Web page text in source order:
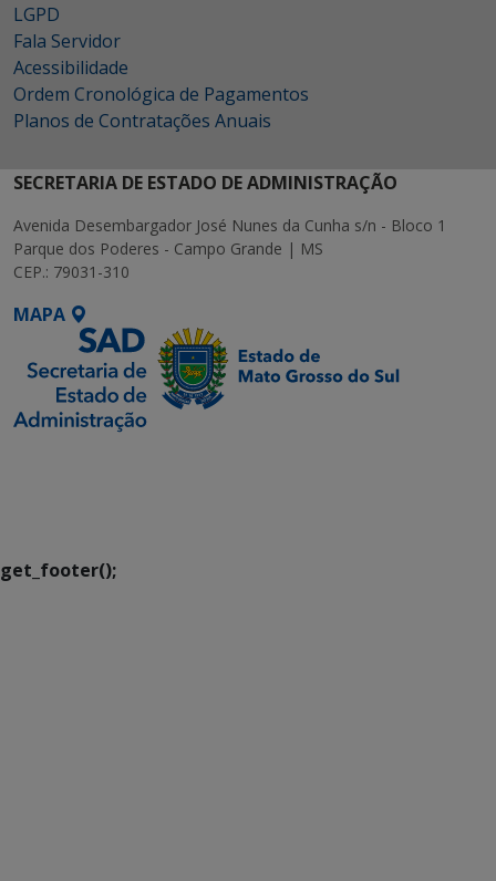
LGPD
Fala Servidor
Acessibilidade
Ordem Cronológica de Pagamentos
Planos de Contratações Anuais
SECRETARIA DE ESTADO DE ADMINISTRAÇÃO
Avenida Desembargador José Nunes da Cunha s/n - Bloco 1
Parque dos Poderes - Campo Grande | MS
CEP.: 79031-310
MAPA
get_footer();